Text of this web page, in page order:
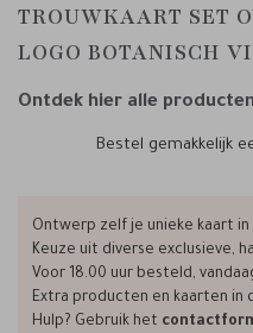
TROUWKAART SET
LOGO BOTANISCH
Ontdek hier alle
Bestel gemakkelijk
Ontwerp zelf je unieke kaart
Keuze uit diverse exclusieve,
Voor 18.00 uur besteld,
Extra producten en kaarten in
Hulp? Gebruik het